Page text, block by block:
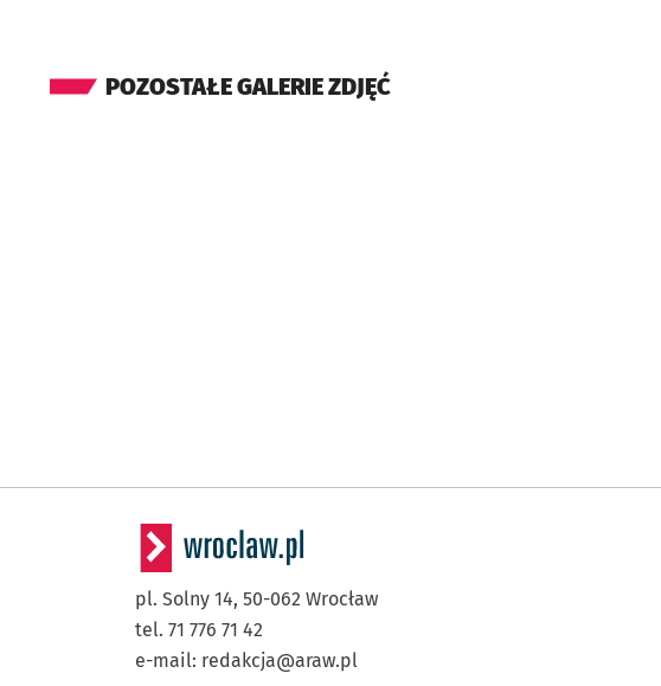
POZOSTAŁE GALERIE ZDJĘĆ
pl. Solny 14, 50-062 Wrocław
tel. 71 776 71 42
e-mail: redakcja@araw.pl